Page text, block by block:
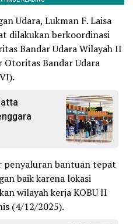
Udara, Lukman F. Laisa
dilakukan berkoordinasi
Bandar Udara Wilayah II
Otoritas Bandar Udara
penyaluran bantuan tepat
baik karena lokasi
wilayah kerja KOBU II
(4/12/2025).